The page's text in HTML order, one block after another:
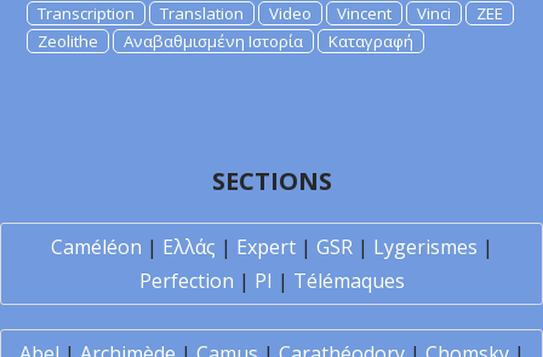
Transcription
Translation Video Vincent Vinci
ZEE
Zeolithe
Αναβαθμισμένη Ιστορία Καταγραφή
SECTIONS
Caméléon | Ελλάς | Expert| GSR| Lygerismes |
Perfection | PI | Télémaques